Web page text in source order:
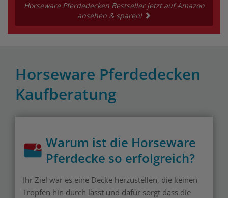
Horseware Pferdedecken Bestseller jetzt auf Amazon
ansehen & sparen!
Horseware Pferdedecken
Kaufberatung
Warum ist die Horseware
Pferdecke so erfolgreich?
Ihr Ziel war es eine Decke herzustellen, die keinen
Tropfen hin durch lässt und dafür sorgt dass die